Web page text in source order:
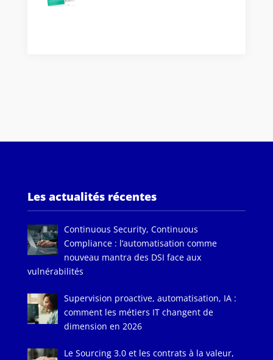
Les actualités récentes
Continuous Security, Continuous
Compliance : l’automatisation comme
nouveau mantra des DSI face aux
vulnérabilités
Supervision proactive, automatisation, IA :
comment les métiers IT changent de
dimension en 2026
Le Sourcing 3.0 et les contrats à la valeur,